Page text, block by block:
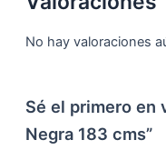
No hay valoraciones
Sé el primero en
Negra 183 cms”